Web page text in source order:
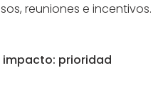
reuniones e incentivos.
prioridad